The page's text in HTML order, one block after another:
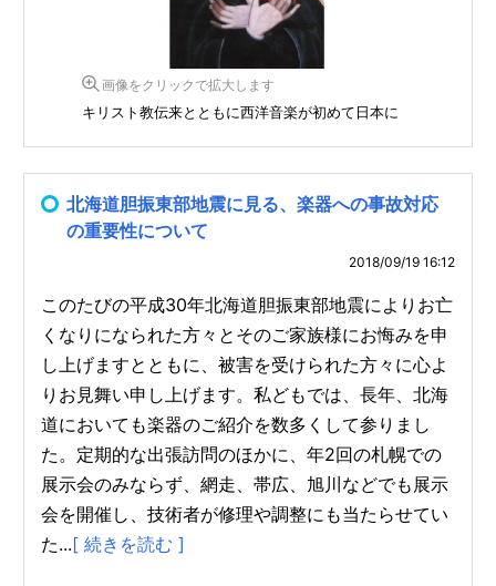
画像をクリックで拡大します
キリスト教伝来とともに西洋音楽が初めて日本に
北海道胆振東部地震に見る、楽器への事故対応
の重要性について
2018/09/19 16:12
このたびの平成30年北海道胆振東部地震によりお亡
くなりになられた方々とそのご家族様にお悔みを申
し上げますとともに、被害を受けられた方々に心よ
りお見舞い申し上げます。私どもでは、長年、北海
道においても楽器のご紹介を数多くして参りまし
た。定期的な出張訪問のほかに、年2回の札幌での
展示会のみならず、網走、帯広、旭川などでも展示
会を開催し、技術者が修理や調整にも当たらせてい
た...[ 続きを読む ]